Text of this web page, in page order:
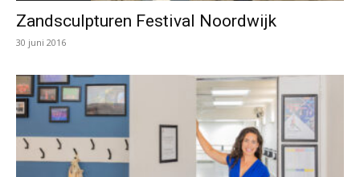
Zandsculpturen Festival Noordwijk
30 juni 2016